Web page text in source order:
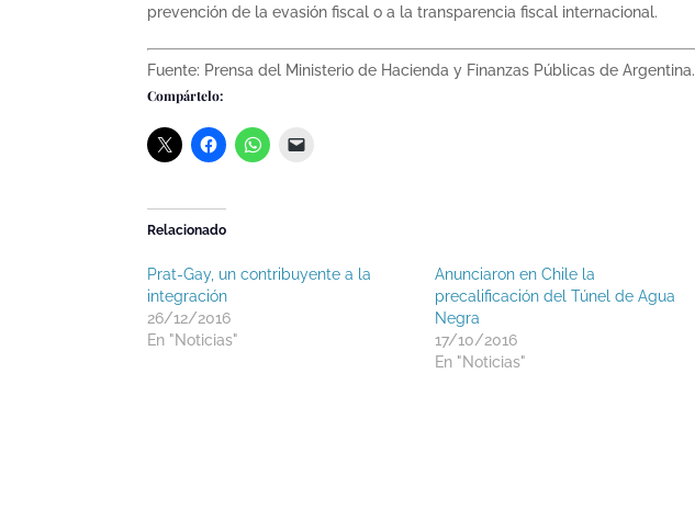
prevención de la evasión fiscal o a la transparencia fiscal internacional.
Fuente: Prensa del Ministerio de Hacienda y Finanzas Públicas de Argentina.
Compártelo:
Relacionado
Prat-Gay, un contribuyente a la
integración
26/12/2016
En "Noticias"
Anunciaron en Chile la
precalificación del Túnel de Agua
Negra
17/10/2016
En "Noticias"